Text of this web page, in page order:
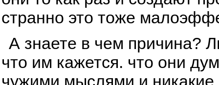
странно это тоже
А знаете в чем причина?
что им кажется. что они
чужими мыслями и никакие